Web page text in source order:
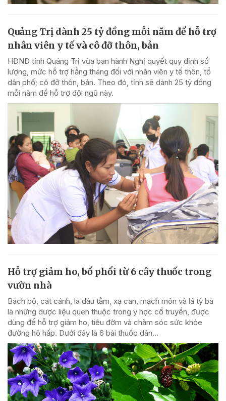
Quảng Trị dành 25 tỷ đồng mỗi năm để hỗ trợ
nhân viên y tế và cô đỡ thôn, bản
HĐND tỉnh Quảng Trị vừa ban hành Nghị quyết quy định số
lượng, mức hỗ trợ hằng tháng đối với nhân viên y tế thôn, tổ
dân phố; cô đỡ thôn, bản. Theo đó, tỉnh sẽ dành 25 tỷ đồng
mỗi năm để hỗ trợ đội ngũ này.
Hỗ trợ giảm ho, bổ phổi từ 6 cây thuốc trong
vườn nhà
Bách bộ, cát cánh, lá dâu tằm, xạ can, mạch môn và lá tỳ bà
là những dược liệu quen thuộc trong y học cổ truyền, được
dùng để hỗ trợ giảm ho, tiêu đờm và chăm sóc sức khỏe
đường hô hấp. Dưới đây là 6 bài thuốc dân...